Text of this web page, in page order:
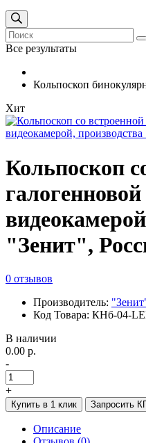
Все результаты
Кольпоскоп
Хит
Кольпоскоп
"Зенит",
0 отзывов
Производитель:
Код Товара: КНб-04-
В наличии
0.00 р.
-
+
Купить в 1 клик Запросить
Описание